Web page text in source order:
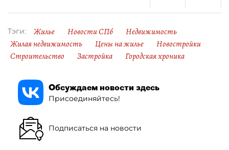
Тэги: Жилье Новости СПб
Недвижимость
Жилая недвижимость
Цены на жилье
Новостройки
Строительство
Застройка Городская хроника
Обсуждаем новости здесь
Присоединяйтесь!
Подписаться на новости